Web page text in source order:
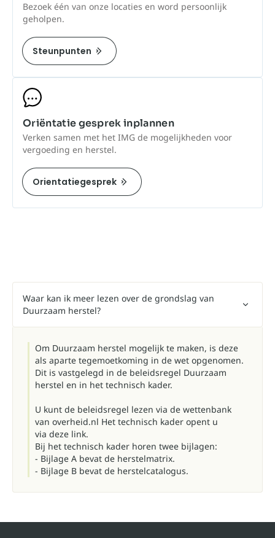
Bezoek één van onze locaties en word persoonlijk
geholpen.
Steunpunten
Oriëntatie gesprek inplannen
Verken samen met het IMG de mogelijkheden voor
vergoeding en herstel.
Orientatiegesprek
Waar kan ik meer lezen over de grondslag van
Duurzaam herstel?
Om Duurzaam herstel mogelijk te maken, is deze
als aparte tegemoetkoming in de wet opgenomen.
Dit is vastgelegd in de beleidsregel Duurzaam
herstel en in het technisch kader.
U kunt de beleidsregel lezen via de wettenbank
van overheid.nl Het technisch kader opent u
via deze link.
Bij het technisch kader horen twee bijlagen:
- Bijlage A bevat de herstelmatrix.
- Bijlage B bevat de herstelcatalogus.